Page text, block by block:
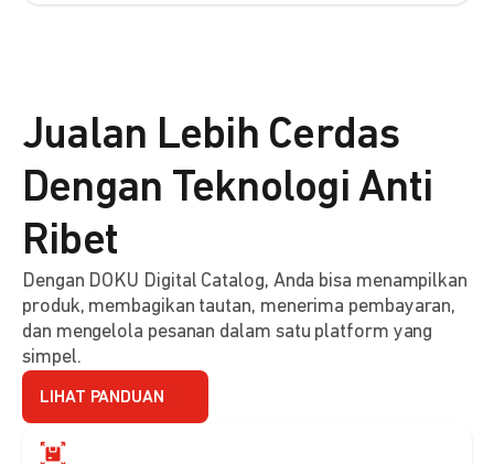
Jualan Lebih Cerdas
Dengan Teknologi Anti
Ribet
Dengan DOKU Digital Catalog, Anda bisa menampilkan
produk, membagikan tautan, menerima pembayaran,
dan mengelola pesanan dalam satu platform yang
simpel.
LIHAT PANDUAN